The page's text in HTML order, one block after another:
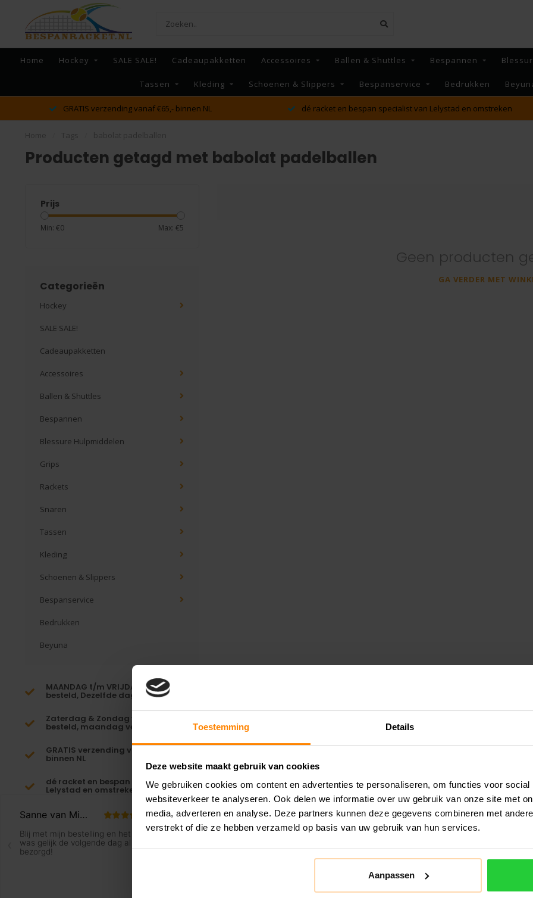
Toestemming Details
Deze website maakt gebruik van cookies
We gebruiken cookies om content en advertenties te personaliseren, om functies voor
websiteverkeer te analyseren. Ook delen we informatie over uw gebruik van onze site met
media, adverteren en analyse. Deze partners kunnen deze gegevens combineren met
verstrekt of die ze hebben verzameld op basis van uw gebruik van hun services.
Aanpassen
Home Hockey SALE SALE! Cadeaupakketten Accessoires Ballen & Shuttles Bespannen
Tassen Kleding Schoenen & Slippers Bespanservice Bedrukken
GRATIS verzending vanaf €65,- binnen NL dé racket en bespan specialist van Lelystad en omstreken
Producten getagd met babolat padelballen
Prijs
Min: €0 Max: €5
Categorieën
Hockey
SALE SALE!
Cadeaupakketten
Accessoires
Ballen & Shuttles
Bespannen
Blessure Hulpmiddelen
Grips
Rackets
Snaren
Tassen
Kleding
Schoenen & Slippers
Bespanservice
Bedrukken
Beyuna
MAANDAG t/m VRIJDAG voor 16:00
besteld, Dezelfde dag verzonden!*
Zaterdag & Zondag voor 23:59
besteld, maandag verzonden!
GRATIS verzending vanaf €65,-
binnen NL
dé racket en bespan specialist van
Lelystad en omstreken
Geen producten
GA VERDER MET